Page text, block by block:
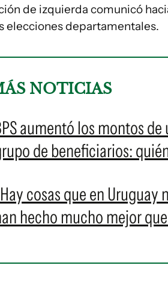
de izquierda comunicó
elecciones departamentales.
NOTICIAS
aumentó los montos
de beneficiarios:
cosas que en Uruguay
hecho mucho mejor